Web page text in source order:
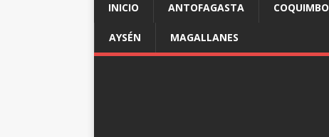
INICIO ANTOFAGASTA COQUIMBO
AYSÉN MAGALLANES